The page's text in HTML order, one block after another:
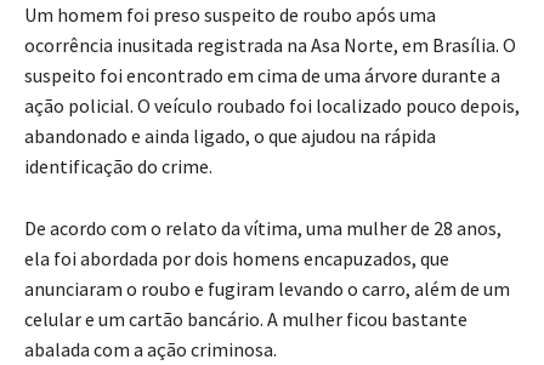
Um homem foi preso suspeito de roubo após uma
ocorrência inusitada registrada na Asa Norte, em Brasília. O
suspeito foi encontrado em cima de uma árvore durante a
ação policial. O veículo roubado foi localizado pouco depois,
abandonado e ainda ligado, o que ajudou na rápida
identificação do crime.
De acordo com o relato da vítima, uma mulher de 28 anos,
ela foi abordada por dois homens encapuzados, que
anunciaram o roubo e fugiram levando o carro, além de um
celular e um cartão bancário. A mulher ficou bastante
abalada com a ação criminosa.